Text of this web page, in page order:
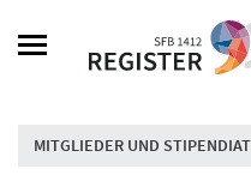
MITGLIEDER UND